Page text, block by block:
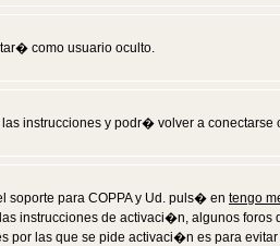
como usuario oculto.
las instrucciones y podr� volver a conectarse
para COPPA y Ud. puls� en tengo
instrucciones de activaci�n, algunos foros
por las que se pide activaci�n es para